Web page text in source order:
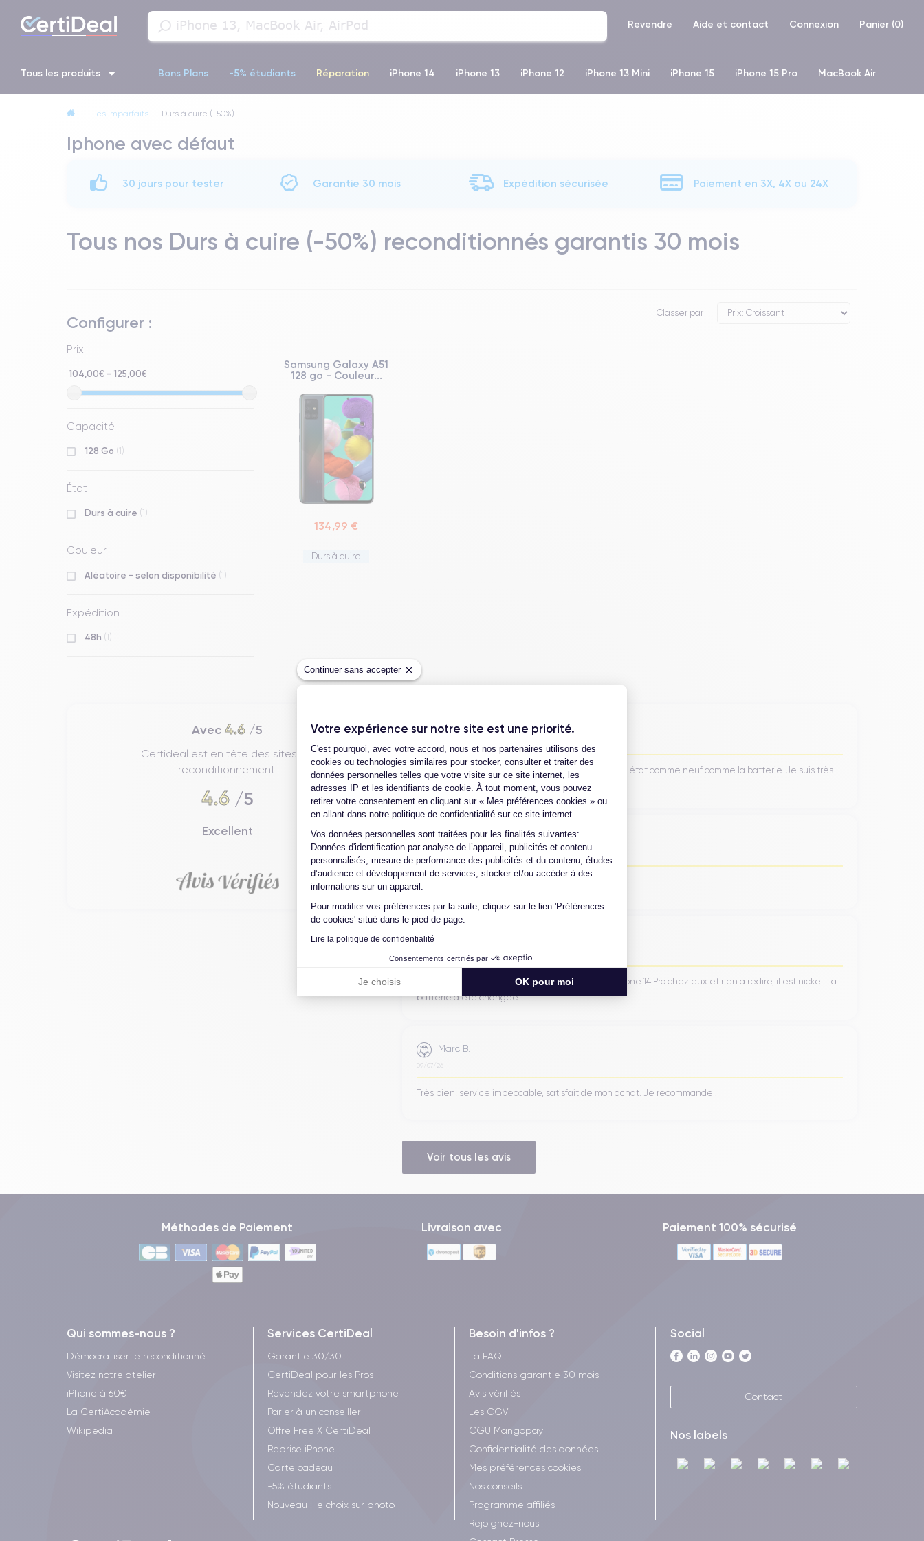
Continuer sans accepter
Votre expérience sur notre site est une priorité.
Plateforme de Gestion du Consentement : Personnalisez vos Options
C'est pourquoi, avec votre accord, nous et nos partenaires utilisons des
cookies ou technologies similaires pour stocker, consulter et traiter des
données personnelles telles que votre visite sur ce site internet, les
adresses IP et les identifiants de cookie. À tout moment, vous pouvez
retirer votre consentement en cliquant sur « Mes préférences cookies » ou
en allant dans notre politique de confidentialité sur ce site internet.
Vos données personnelles sont traitées pour les finalités suivantes:
Données d'identification par analyse de l’appareil, publicités et contenu
personnalisés, mesure de performance des publicités et du contenu, études
d’audience et développement de services, stocker et/ou accéder à des
informations sur un appareil.
Pour modifier vos préférences par la suite, cliquez sur le lien 'Préférences
de cookies' situé dans le pied de page.
Lire la politique de confidentialité
Consentements certifiés par
Je choisis OK pour moi
Axeptio consent
Revendre Aide et contact Connexion Panier (0)
Tous les produits Bons Plans -5% étudiants Réparation iPhone 14 iPhone 13 iPhone 12 iPhone 13 Mini iPhone 15 iPhone 15 Pro MacBook Air
iPhone 14 Pro iPhone 13 Pro
— Les imparfaits — Durs à cuire (-50%)
Iphone avec défaut
30 jours pour tester Garantie 30 mois Expédition sécurisée Paiement en 3X, 4X ou 24X
Tous nos Durs à cuire (-50%) reconditionnés garantis 30 mois
Configurer :
Prix
104,00€ - 125,00€
Capacité
128 Go (1)
État
Durs à cuire (1)
Couleur
Aléatoire - selon disponibilité (1)
Expédition
48h (1)
Classer par
Samsung Galaxy A51
128 go - Couleur...
134,99 €
Durs à cuire
Avec4.6 /5
Certideal est en tête des sites de
reconditionnement.
4.6/5
Excellent
Jean-yves J.
Merci beaucoup à l’équipe, iPhone 15 pro max d’un état comme neuf comme la batterie. Je suis très
content de mon achat et ...
Henri D.
12/07/26
Bonne expérience
Franchement super content ! J'ai acheté mon iPhone 14 Pro chez eux et rien à redire, il est nickel. La
batterie a été changée ...
Marc B.
09/07/26
Très bien, service impeccable, satisfait de mon achat. Je recommande !
Voir tous les avis
Méthodes de Paiement Livraison avec Paiement 100% sécurisé
Qui sommes-nous ?
Démocratiser le reconditionné
Visitez notre atelier
iPhone à 60€
La CertiAcadémie
Wikipedia
Services CertiDeal
Garantie 30/30
CertiDeal pour les Pros
Revendez votre smartphone
Parler à un conseiller
Offre Free X CertiDeal
Reprise iPhone
Carte cadeau
-5% étudiants
Nouveau : le choix sur photo
Besoin d'infos ?
La FAQ
Conditions garantie 30 mois
Avis vérifiés
Les CGV
CGU Mangopay
Confidentialité des données
Mes préférences cookies
Nos conseils
Programme affiliés
Rejoignez-nous
Social
Contact
Nos labels